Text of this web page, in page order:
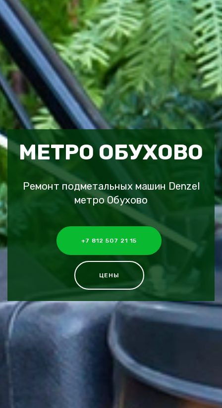
МЕТРО ОБУХОВО
Ремонт подметальных машин Denzel
метро Обухово
+7 812 507 21 15
ЦЕНЫ